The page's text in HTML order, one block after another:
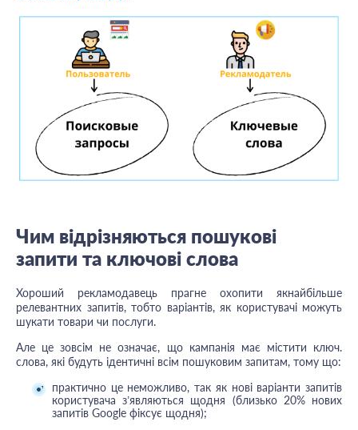
Чим відрізняються пошукові
запити та ключові слова
Хороший рекламодавець прагне охопити якнайбільше
релевантних запитів, тобто варіантів, як користувачі можуть
шукати товари чи послуги.
Але це зовсім не означає, що кампанія має містити ключ.
слова, які будуть ідентичні всім пошуковим запитам, тому що:
практично це неможливо, так як нові варіанти запитів
користувача з’являються щодня (близько 20% нових
запитів Google фіксує щодня);